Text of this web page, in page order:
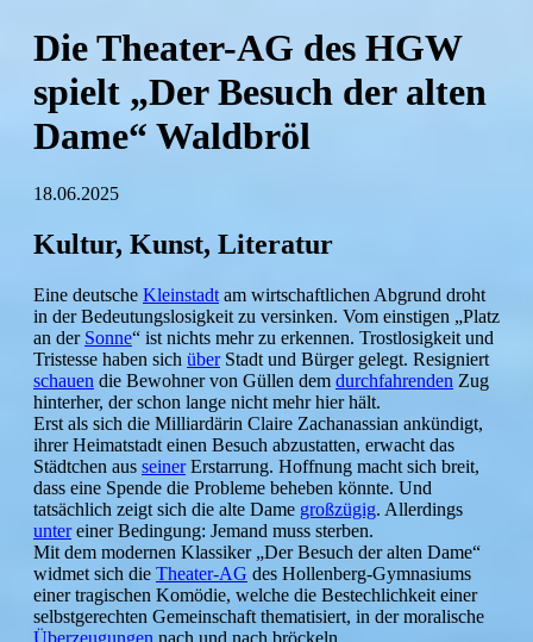
Die Theater-AG des HGW
spielt „Der Besuch der alten
Dame“ Waldbröl
18.06.2025
Kultur, Kunst, Literatur
Eine deutsche Kleinstadt am wirtschaftlichen Abgrund droht
in der Bedeutungslosigkeit zu versinken. Vom einstigen „Platz
an der Sonne“ ist nichts mehr zu erkennen. Trostlosigkeit und
Tristesse haben sich überStadt und Bürger gelegt. Resigniert
schauen die Bewohner von Güllen dem durchfahrenden Zug
hinterher, der schon lange nicht mehr hier hält.
Erst als sich die Milliardärin Claire Zachanassian ankündigt,
ihrer Heimatstadt einen Besuch abzustatten, erwacht das
Städtchen aus seinerErstarrung. Hoffnung macht sich breit,
dass eine Spende die Probleme beheben könnte. Und
tatsächlich zeigt sich die alte Dame großzügig. Allerdings
untereiner Bedingung: Jemand muss sterben.
Mit dem modernen Klassiker „Der Besuch der alten Dame“
widmet sich die Theater-AG des Hollenberg-Gymnasiums
einer tragischen Komödie, welche die Bestechlichkeit einer
selbstgerechten Gemeinschaft thematisiert, in der moralische
Überzeugungen nach und nach bröckeln.